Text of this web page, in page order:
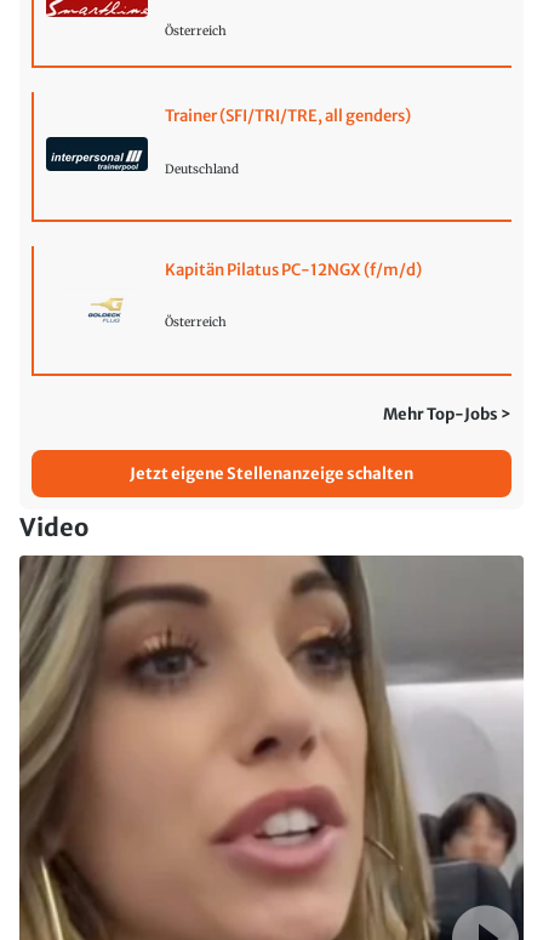
Österreich
Trainer (SFI/TRI/TRE, all genders)
Deutschland
Kapitän Pilatus PC-12NGX (f/m/d)
Österreich
Mehr Top-Jobs >
Jetzt eigene Stellenanzeige schalten
Video